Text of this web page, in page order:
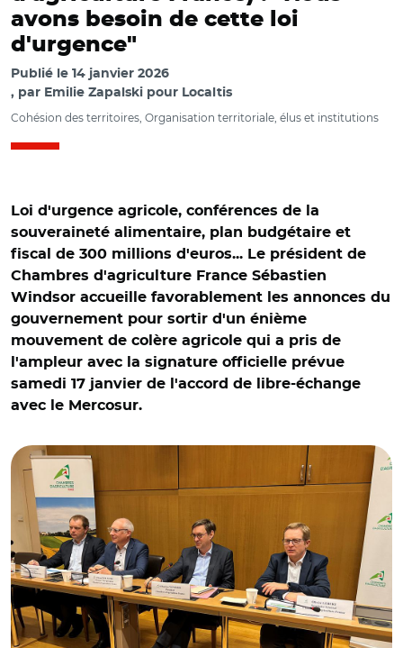
avons besoin de cette loi
d'urgence"
Publié le 14 janvier 2026
par Emilie Zapalski pour Localtis
Cohésion des territoires, Organisation territoriale, élus et institutions
Loi d'urgence agricole, conférences de la
souveraineté alimentaire, plan budgétaire et
fiscal de 300 millions d'euros... Le président de
Chambres d'agriculture France Sébastien
Windsor accueille favorablement les annonces du
gouvernement pour sortir d'un énième
mouvement de colère agricole qui a pris de
l'ampleur avec la signature officielle prévue
samedi 17 janvier de l'accord de libre-échange
avec le Mercosur.